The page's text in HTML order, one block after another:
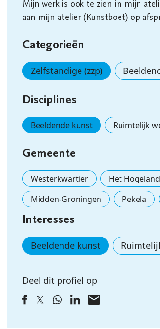
Mijn werk is ook te zien in mijn
aan mijn atelier (Kunstboet) op
Categorieën
Zelfstandige (zzp)
Disciplines
Beeldende kunst Ruimtelijk
Gemeente
Westerkwartier Het Hogeland
Midden-Groningen
Pekela
Interesses
Beeldende kunst
Deel dit profiel op